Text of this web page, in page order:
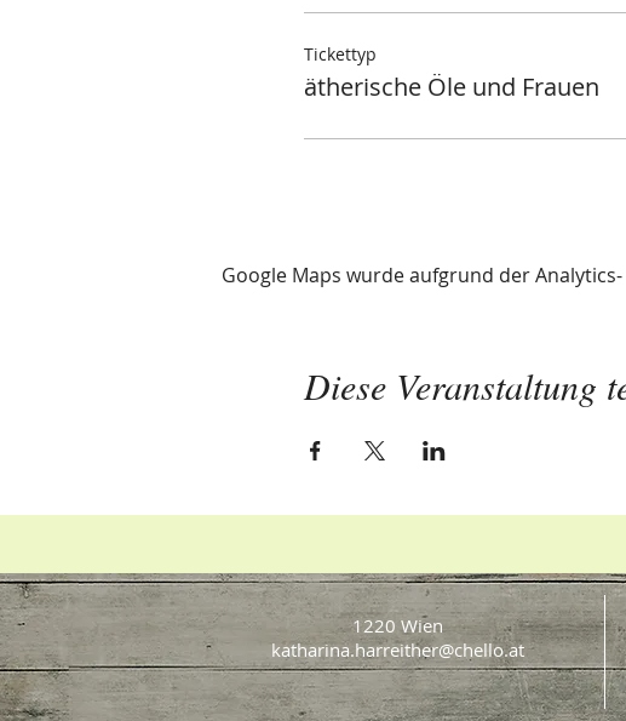
Tickettyp
ätherische Öle und Frauen
Google Maps wurde aufgrund der
Diese Veranstaltung
1220 Wien
katharina.harreither@chello.at